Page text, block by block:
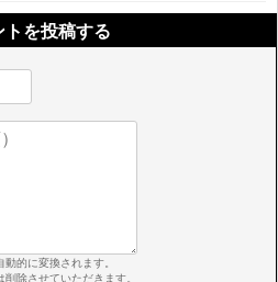
トを投稿する
的に変換されます。
除させていただきます。